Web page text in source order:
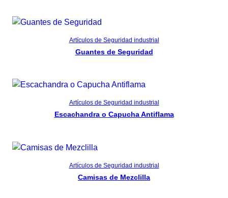
Read more
Artículos de Seguridad industrial
Guantes de Seguridad
Read more
Artículos de Seguridad industrial
Escachandra o Capucha Antiflama
Read more
Artículos de Seguridad industrial
Camisas de Mezclilla